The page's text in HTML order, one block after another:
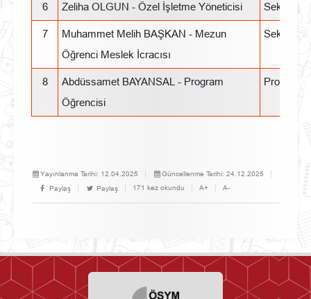
6 Zeliha OLGUN - Özel İşletme Yöneticisi Sektör
7
Muhammet Melih BAŞKAN - Mezun
Öğrenci Meslek İcracısı
Sektör
8
Abdüssamet BAYANSAL - Program
Öğrencisi
Program
Yayınlanma Tarihi: 12.04.2025 Güncellenme Tarihi: 24.12.2025
Paylaş
Paylaş 171 kez okundu A+ A-